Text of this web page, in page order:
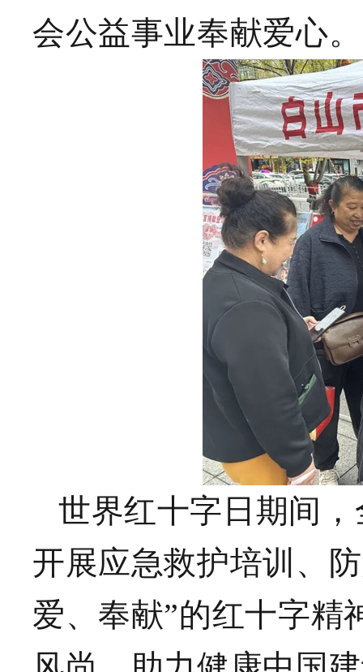
会公益事业奉献爱心。
世界红十字日期间
开展应急救护培训、
爱、奉献”的红十字精